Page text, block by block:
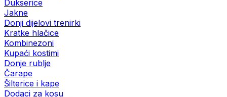
Dukserice
Jakne
Donji dijelovi trenirki
Kratke hlačice
Kombinezoni
Kupaći kostimi
Donje rublje
Čarape
Šilterice i kape
Dodaci za kosu